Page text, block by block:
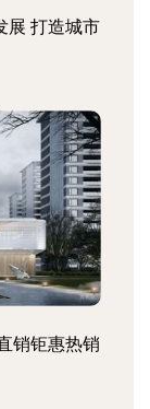
展 打造城市
销钜惠热销